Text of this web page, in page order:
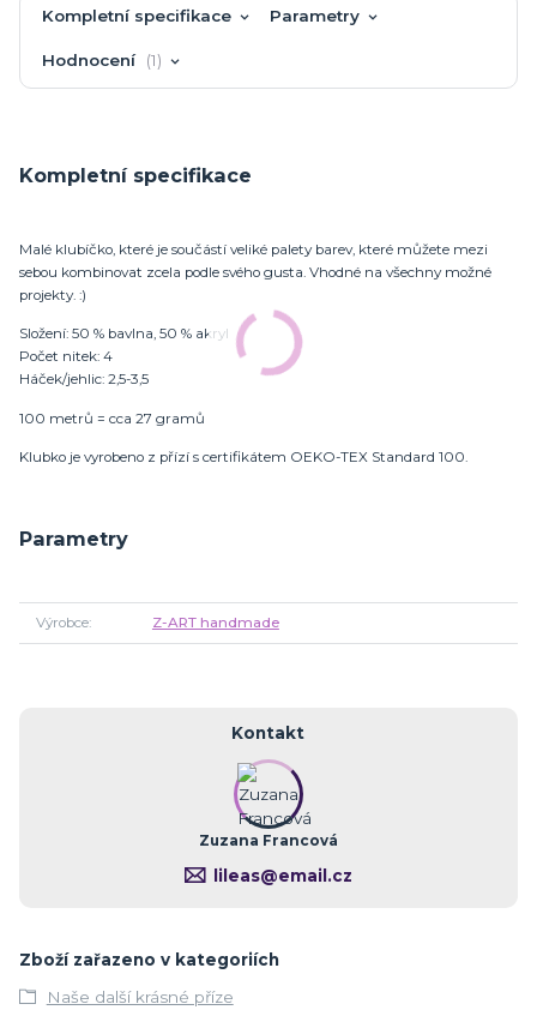
Kompletní specifikace Parametry
Hodnocení 1
Kompletní specifikace
Malé klubíčko, které je součástí veliké palety barev, které můžete mezi
sebou kombinovat zcela podle svého gusta. Vhodné na všechny možné
projekty. :)
Složení: 50 % bavlna, 50 % akryl
Počet nitek: 4
Háček/jehlic: 2,5-3,5
100 metrů = cca 27 gramů
Klubko je vyrobeno z přízí s certifikátem OEKO-TEX Standard 100.
Parametry
Výrobce Z-ART handmade
Kontakt
Zuzana Francová
lileas@email.cz
Zboží zařazeno v kategoriích
Naše další krásné příze